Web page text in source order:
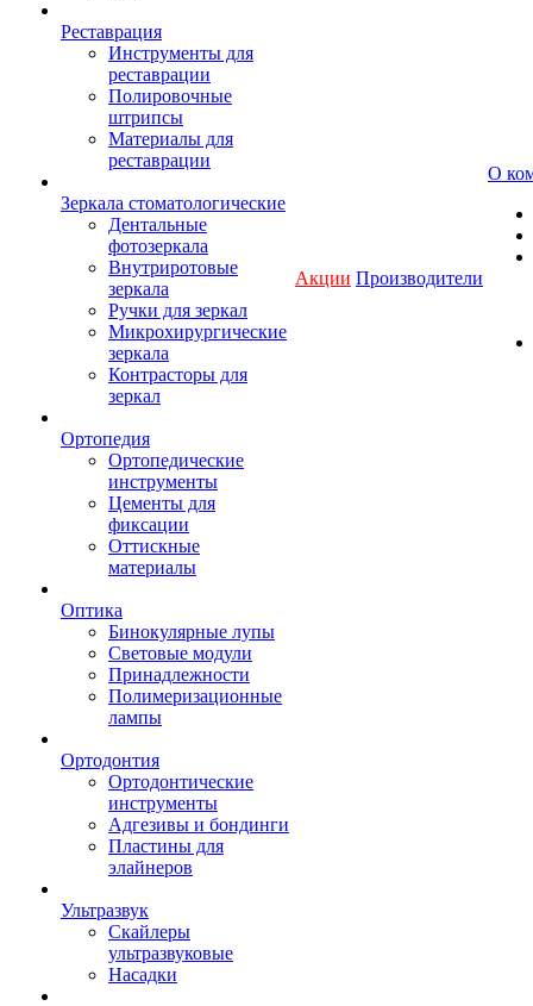
Реставрация
Инструменты для
реставрации
Полировочные
штрипсы
Материалы для
реставрации
Зеркала стоматологические
Дентальные
фотозеркала
Внутриротовые
зеркала
Ручки для зеркал
Микрохирургические
зеркала
Контрасторы для
зеркал
Ортопедия
Ортопедические
инструменты
Цементы для
фиксации
Оттискные
материалы
Оптика
Бинокулярные лупы
Световые модули
Принадлежности
Полимеризационные
лампы
Ортодонтия
Ортодонтические
инструменты
Адгезивы и бондинги
Пластины для
элайнеров
Ультразвук
Скайлеры
ультразвуковые
Насадки
Акции Производители
О